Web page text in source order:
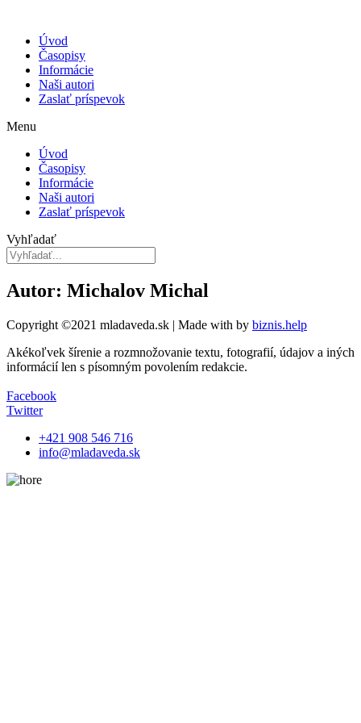
Úvod
Časopisy
Informácie
Naši autori
Zaslať príspevok
Menu
Úvod
Časopisy
Informácie
Naši autori
Zaslať príspevok
Vyhľadať
Autor: Michalov Michal
Copyright ©2021 mladaveda.sk | Made with by biznis.help
Akékoľvek šírenie a rozmnožovanie textu, fotografií, údajov a iných
informácií len s písomným povolením redakcie.
Facebook
Twitter
+421 908 546 716
info@mladaveda.sk